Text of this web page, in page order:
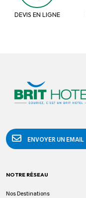
DEVIS EN LIGNE
ENVOYER UN EMAIL
NOTRE RÉSEAU
Nos Destinations